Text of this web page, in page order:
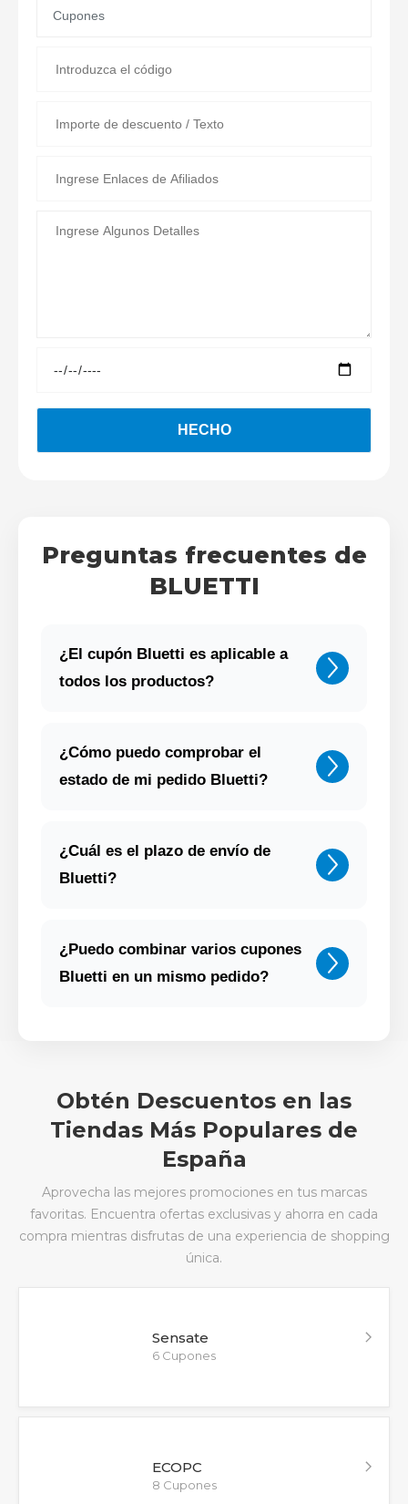
Preguntas frecuentes de
BLUETTI
¿El cupón Bluetti es aplicable a
todos los productos?
¿Cómo puedo comprobar el
estado de mi pedido Bluetti?
¿Cuál es el plazo de envío de
Bluetti?
¿Puedo combinar varios cupones
Bluetti en un mismo pedido?
Obtén Descuentos en las
Tiendas Más Populares de
España
Aprovecha las mejores promociones en tus marcas
favoritas. Encuentra ofertas exclusivas y ahorra en cada
compra mientras disfrutas de una experiencia de shopping
única.
Sensate
6 Cupones
ECOPC
8 Cupones